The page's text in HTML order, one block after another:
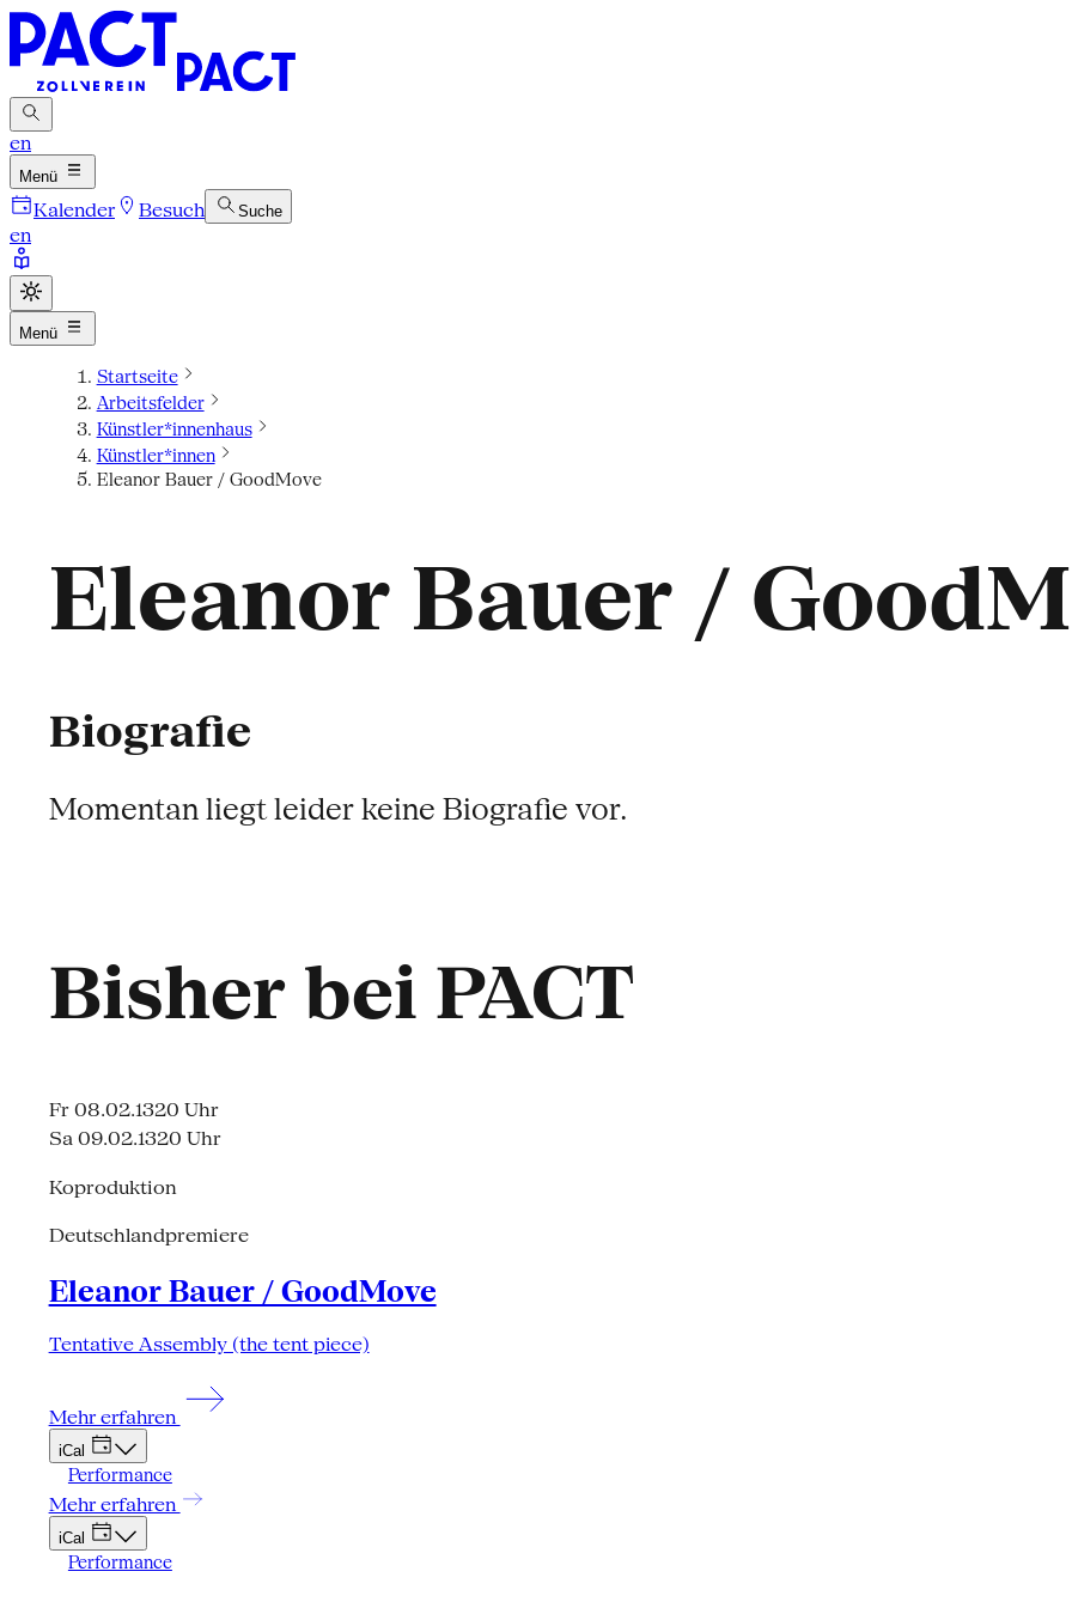
en
Menü
Kalender Besuch Suche
en
Menü
Startseite
Arbeitsfelder
Künstler*innenhaus
Künstler*innen
Eleanor Bauer / GoodMove
Eleanor Bauer /
Biografie
Momentan liegt leider keine Biografie vor.
Bisher bei PACT
Fr 08.02.1320 Uhr
Sa 09.02.1320 Uhr
Koproduktion
Deutschlandpremiere
Eleanor Bauer / GoodMove
Tentative Assembly (the tent piece)
Mehr erfahren
iCal
Performance
Mehr erfahren
iCal
Performance